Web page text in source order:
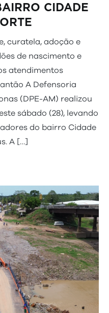
CIDADE
curatela, adoção e
de nascimento e
atendimentos
A Defensoria
(DPE-AM) realizou
sábado (28), levando
do bairro Cidade
A […]